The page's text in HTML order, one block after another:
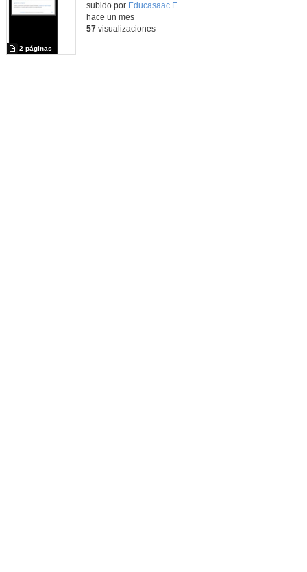
subido por Educasaac E.
2 páginas
hace un mes
57visualizaciones